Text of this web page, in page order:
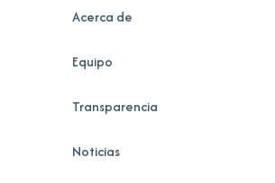
Acerca de
Equipo
Transparencia
Noticias